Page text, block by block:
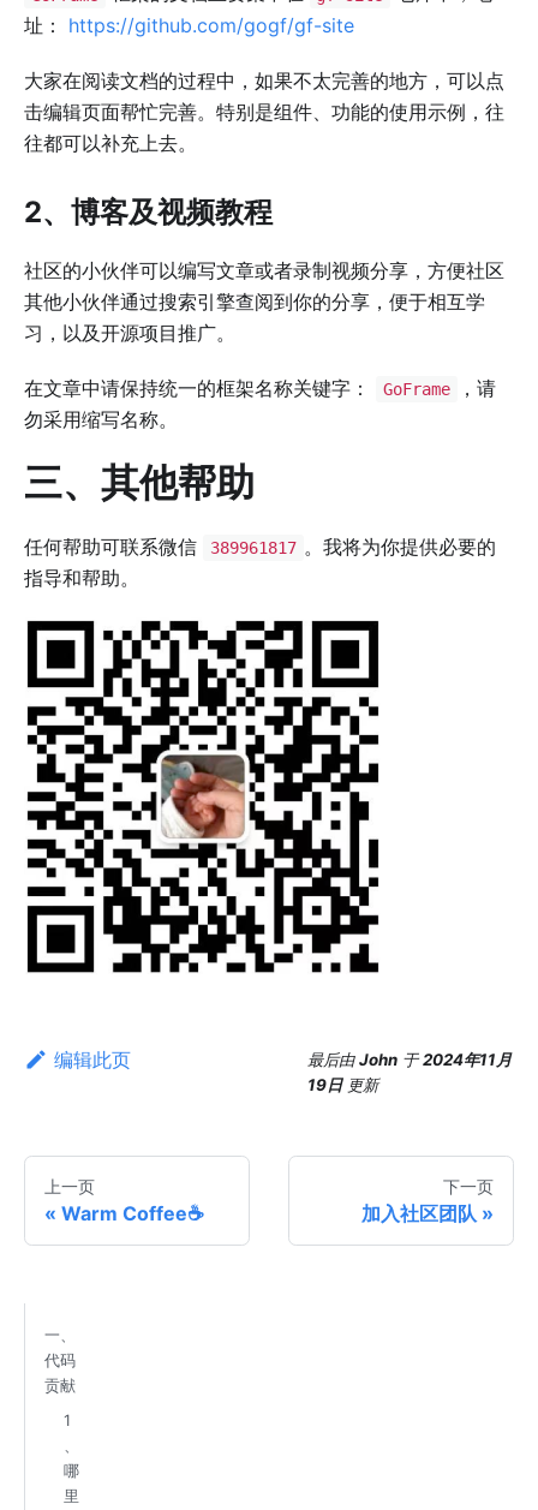
址： https://github.com/gogf/gf-site
大家在阅读文档的过程中，如果不太完善的地方，可以点
击编辑页面帮忙完善。特别是组件、功能的使用示例，往
往都可以补充上去。
2、博客及视频教程
社区的小伙伴可以编写文章或者录制视频分享，方便社区
其他小伙伴通过搜索引擎查阅到你的分享，便于相互学
习，以及开源项目推广。
在文章中请保持统一的框架名称关键字： GoFrame
，请
勿采用缩写名称。
三、其他帮助
任何帮助可联系微信 389961817 。我将为你提供必要的
指导和帮助。
编辑此页 最后由John 于2024年11月
19日 更新
上一页
Warm Coffee☕️
下一页
加入社区团队
一、
代码
贡献
1
、
哪
里